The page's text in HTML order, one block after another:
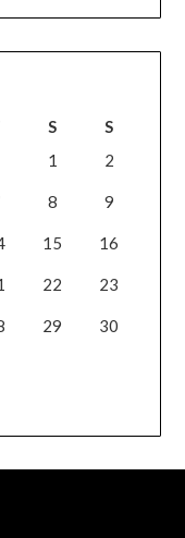
S
S
1
2
8 9
15 16
22 23
29 30